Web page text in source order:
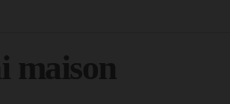
maison